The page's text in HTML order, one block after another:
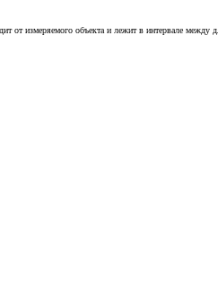
от измеряемого объекта и лежит в интервале между